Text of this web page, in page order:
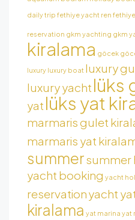
daily trip fethiye yacht ren
reservation gkm yachting gkm
kiralama göcek
luxury luxury boat luxury
luxury yacht lüks
yat lüks yat
marmaris gulet
marmaris yat
summersummer
yacht booking yacht
reservationyacht
kiralama yat marina yat